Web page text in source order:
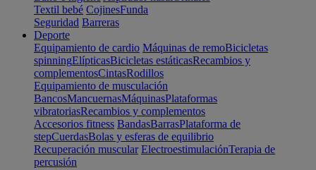
Textil bebé CojinesFunda
Seguridad Barreras
Deporte
Equipamiento de cardio Máquinas de remoBicicletas
spinningElípticasBicicletas estáticasRecambios y
complementosCintasRodillos
Equipamiento de musculación
BancosMancuernasMáquinasPlataformas
vibratoriasRecambios y complementos
Accesorios fitness BandasBarrasPlataforma de
stepCuerdasBolas y esferas de equilibrio
Recuperación muscular ElectroestimulaciónTerapia de
percusión